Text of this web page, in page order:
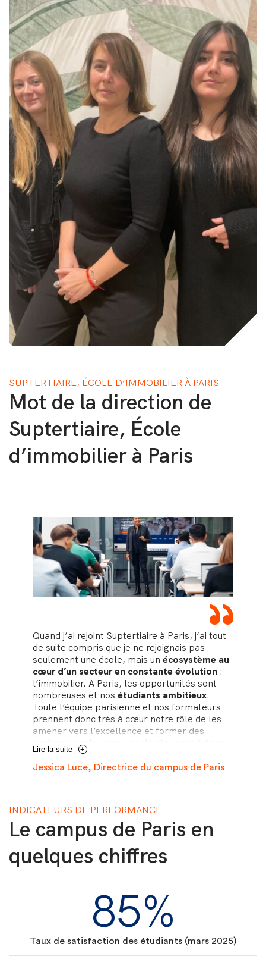
SUPTERTIAIRE, ÉCOLE D’IMMOBILIER À PARIS
Mot de la direction de
Suptertiaire, École
d’immobilier à Paris
Quand j’ai rejoint Suptertiaire à Paris, j’ai tout
de suite compris que je ne rejoignais pas
seulement une école, mais un écosystème au
cœur d’un secteur en constante évolution:
l’immobilier. A Paris, les opportunités sont
nombreuses et nos étudiants ambitieux.
Toute l’équipe parisienne et nos formateurs
prennent donc très à cœur notre rôle de les
amener vers l’excellence et former des
professionnels capables de répondre à
les enjeux du secteur de l’immobilier et de la
gestion de patrimoine. Et rien de mieux que le
transformation de nos quartiers qui anime
tous les professionnels du secteur et les
pousse à se réinventer !
“
Lire la suite
Jessica Luce, Directrice du campus de Paris
INDICATEURS DE PERFORMANCE
Le campus de Paris en
quelques chiffres
85%
Taux de satisfaction des étudiants (mars 2025)